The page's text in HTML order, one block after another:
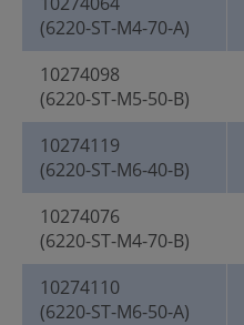
(6220-ST-M4-70-A)
10274098
(6220-ST-M5-50-B)
10274119
(6220-ST-M6-40-B)
10274076
(6220-ST-M4-70-B)
10274110
(6220-ST-M6-50-A)